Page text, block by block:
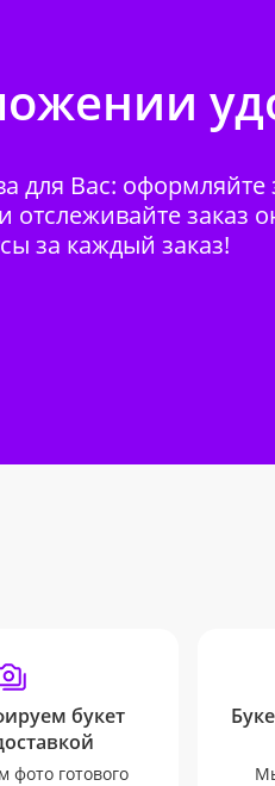
для Вас: оформляйте
отслеживайте заказ
за каждый заказ!
букет
готового